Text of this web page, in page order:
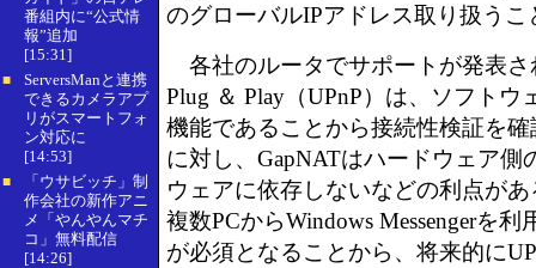
番組内に“公式情
報”追加
[15:31]
■
ServersManと連携
できるカメラアプ
リがスマートフォ
ン対応に
[14:53]
■
「ウサビッチ」制
作会社の新作アニ
メ「やんやんマチ
コ」無料配信
[14:26]
のグローバルIPアドレス取り扱うこ
各社のルータでサポートが発表さ
Plug ＆ Play（UPnP）は、ソフトウ
機能であることから接続性検証を
に対し、GapNATはハードウェア側
ウェアに依存しないなどの利点が
複数PCからWindows Messengerを
が必須となることから、将来的に